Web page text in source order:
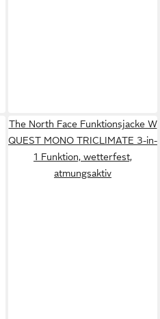
The North Face Funktionsjacke W
QUEST MONO TRICLIMATE 3-in-
1 Funktion, wetterfest,
atmungsaktiv